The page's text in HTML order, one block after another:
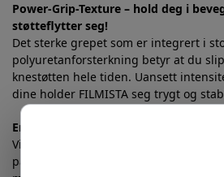
Power-Grip-Texture – hold deg i
støtteflytter seg!
Det sterke grepet som er integrert i
polyuretanforsterkning betyr at du
knestøtten hele tiden. Uansett
dine holder FILMISTA seg trygt og
Enkel og rask påføring
Vi vet at tid ofte er knapp. FILMISTAs
påføringsmetode lar deg sette på og